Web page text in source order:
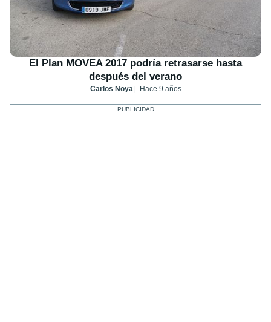
El Plan MOVEA 2017 podría retrasarse hasta
después del verano
Carlos Noya Hace 9 años